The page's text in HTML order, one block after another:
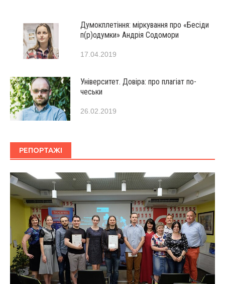
Думокплетіння: міркування про «Бесіди
п(р)одумки» Андрія Содомори
17.04.2019
Університет. Довіра: про плагіат по-
чеськи
26.02.2019
РЕПОРТАЖІ